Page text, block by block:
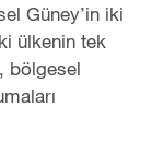
Güney’in iki
ülkenin tek
bölgesel